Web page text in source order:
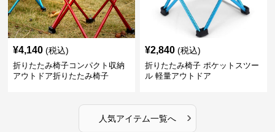
¥4,140 (税込)
折りたたみ椅子コンパクト収納
アウトドア折りたたみ椅子
¥2,840 (税込)
折りたたみ椅子 ポケットスツー
ル 軽量アウトドア
人気アイテム一覧へ ›